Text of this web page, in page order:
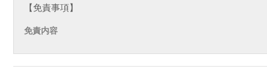
【免責事項】
免責内容